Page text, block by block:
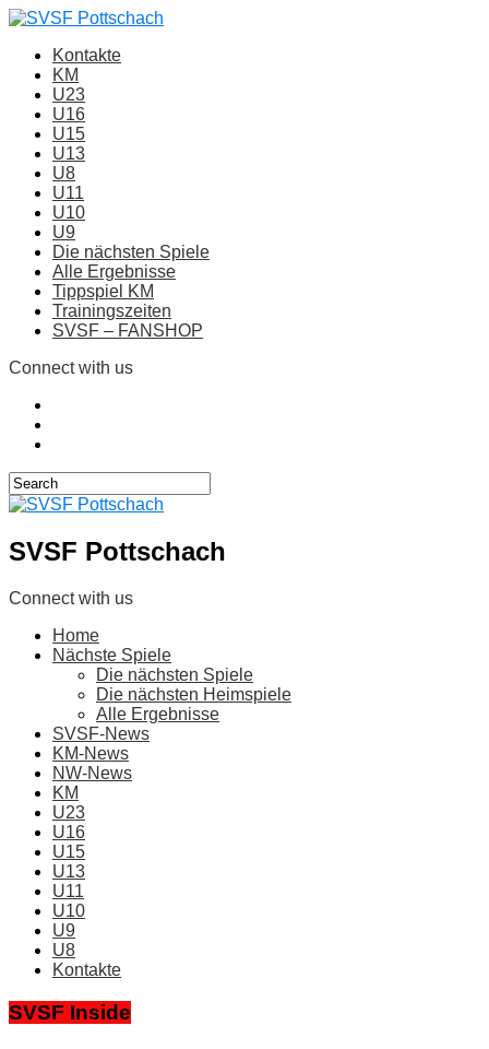
Kontakte
KM
U23
U16
U15
U13
U8
U11
U10
U9
Die nächsten Spiele
Alle Ergebnisse
Tippspiel KM
Trainingszeiten
SVSF – FANSHOP
Connect with us
SVSF Pottschach
Connect with us
Home
Nächste Spiele
Die nächsten Spiele
Die nächsten Heimspiele
Alle Ergebnisse
SVSF-News
KM-News
NW-News
KM
U23
U16
U15
U13
U11
U10
U9
U8
Kontakte
SVSF Inside